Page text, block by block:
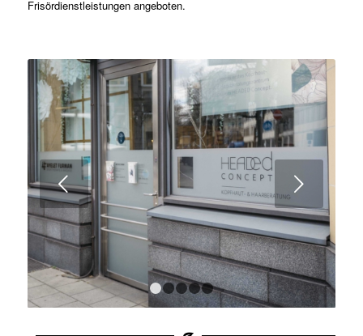
Frisördienstleistungen angeboten.
Weiter
1 2 3 4 5